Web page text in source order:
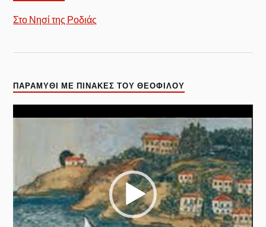
Στο Νησί της Ροδιάς
ΠΑΡΑΜΎΘΙ ΜΕ ΠΊΝΑΚΕΣ ΤΟΥ ΘΕΌΦΙΛΟΥ
Αναπαραγωγής